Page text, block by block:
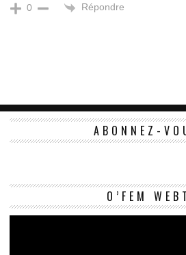
0 Répondre
ABONNEZ-
O’FEM